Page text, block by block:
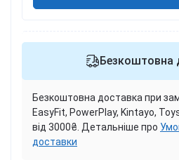
Безкоштовна
Безкоштовна доставка при
EasyFit, PowerPlay, Kintayo,
від 3000₴. Детальніше про
доставки